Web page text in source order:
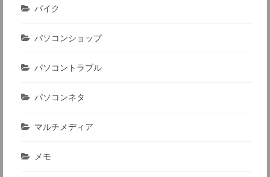
バイク
パソコンショップ
パソコントラブル
パソコンネタ
マルチメディア
メモ